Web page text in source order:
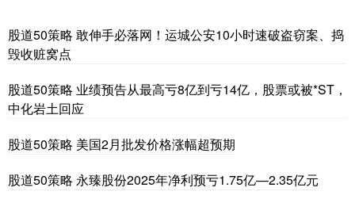
股道50策略 敢伸手必落网！运城公安10小时速破盗窃案、捣
毁收赃窝点
股道50策略 业绩预告从最高亏8亿到亏14亿，股票或被*ST，
中化岩土回应
股道50策略 美国2月批发价格涨幅超预期
股道50策略 永臻股份2025年净利预亏1.75亿—2.35亿元